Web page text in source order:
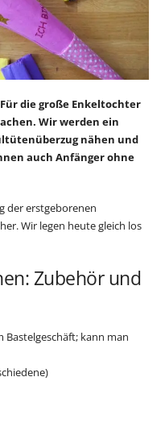
die große Enkeltochter
Wir werden ein
nähen und
auch Anfänger ohne
der erstgeborenen
Wir legen heute gleich los
Zubehör und
Bastelgeschäft; kann man